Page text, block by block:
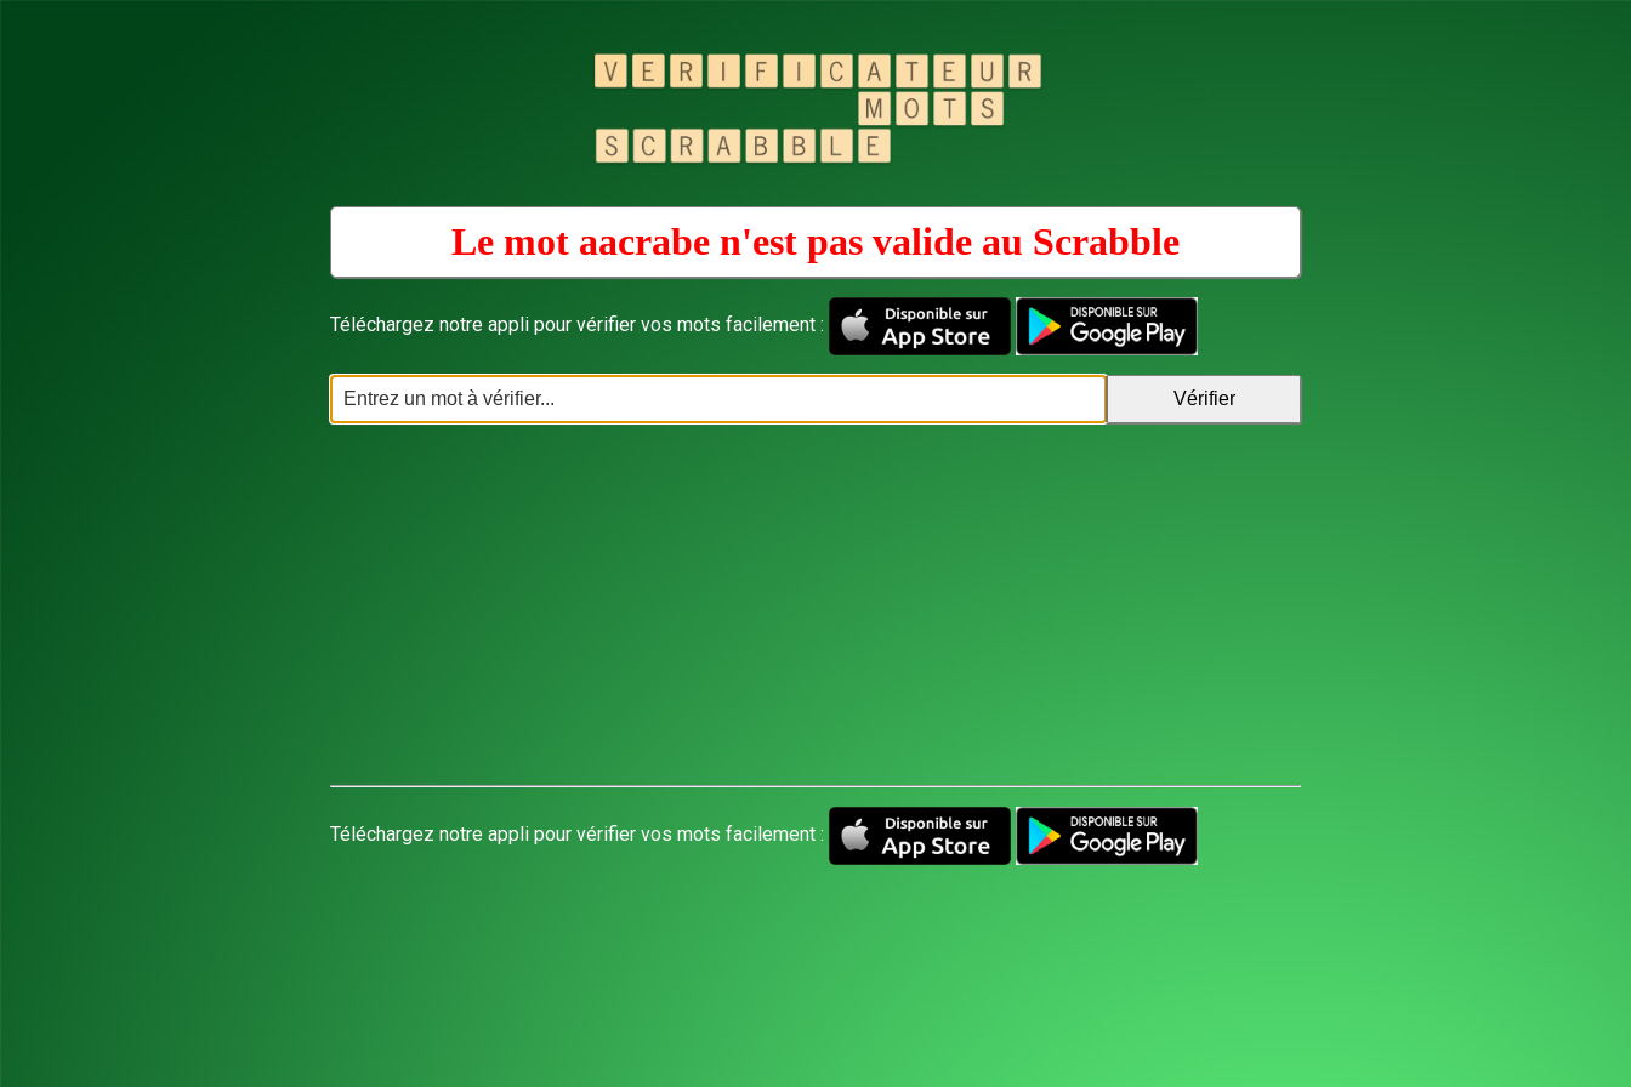
Le mot aacrabe n'est pas valide au Scrabble
Téléchargez notre appli pour vérifier vos mots facilement :
Téléchargez notre appli pour vérifier vos mots facilement :